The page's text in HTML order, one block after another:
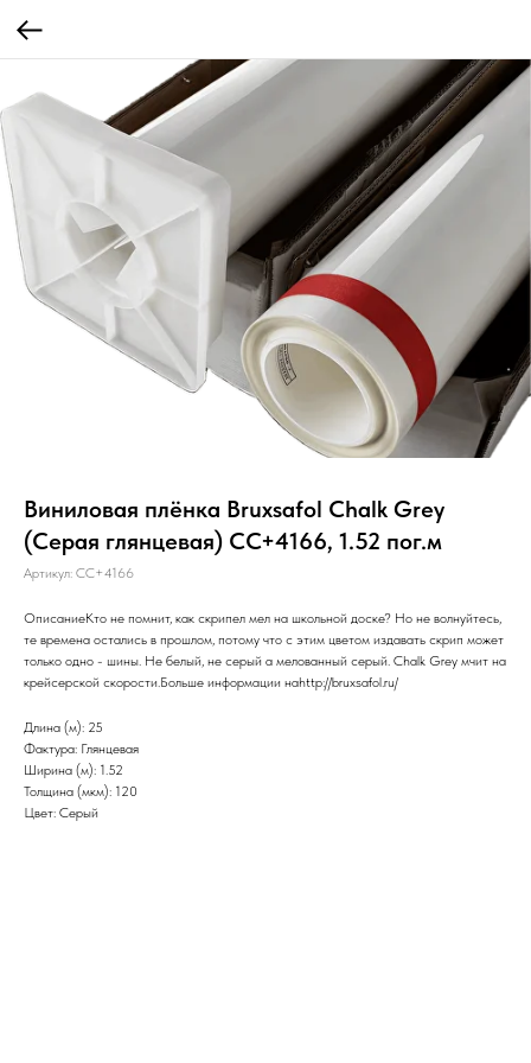
Виниловая плёнка Bruxsafol Chalk Grey
(Серая глянцевая) CC+4166, 1.52 пог.м
Артикул: CC+4166
ОписаниеКто не помнит, как скрипел мел на школьной доске? Но не волнуйтесь,
те времена остались в прошлом, потому что с этим цветом издавать скрип может
только одно - шины. Не белый, не серый а мелованный серый. Chalk Grey мчит на
крейсерской скорости.Больше информации наhttp://bruxsafol.ru/
Длина (м): 25
Фактура: Глянцевая
Ширина (м): 1.52
Толщина (мкм): 120
Цвет: Серый